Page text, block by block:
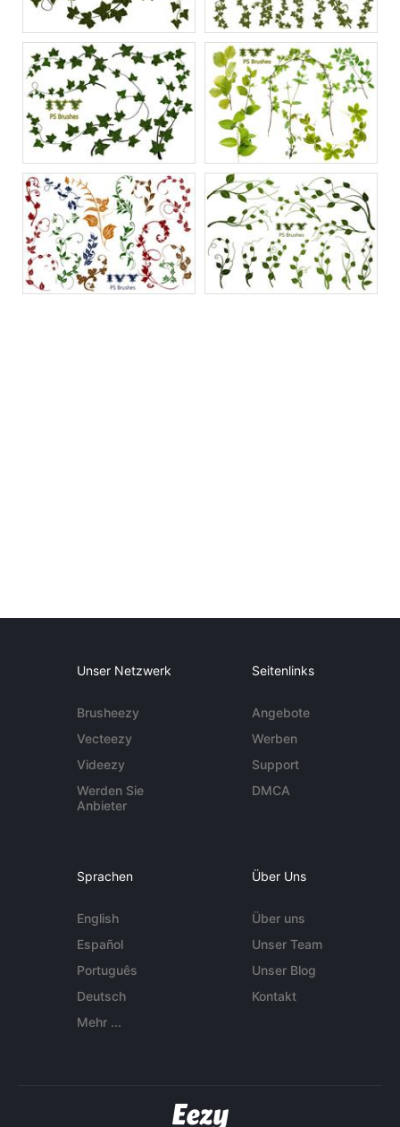
Unser Netzwerk
Brusheezy
Vecteezy
Videezy
Werden Sie
Anbieter
Seitenlinks
Angebote
Werben
Support
DMCA
Sprachen
English
Español
Português
Deutsch
Mehr ...
Über Uns
Über uns
Unser Team
Unser Blog
Kontakt